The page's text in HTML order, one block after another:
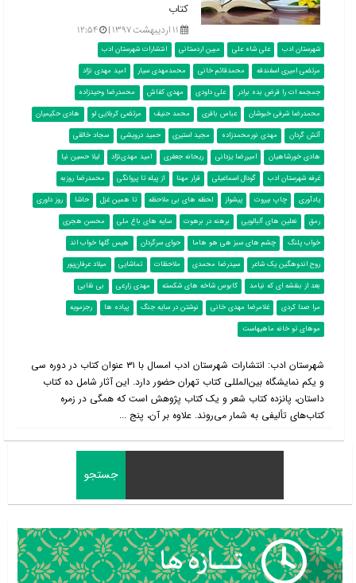
کتاب
۱۱ اردیبهشت ۱۳۹۷ | ۱۲:۵۴
شهرستان ادب علی شاه علی مبین اردستانی
انتشارات شهرستان ادب
مرتضی امیری اسفندقه
محمدقائم خانی محمدمهدی سیار
امید مهدی نژاد
جمجمه ات را قرض بده برادر
علی داودی مهدی کفاش
محمدرضا وحیدزاده
محمدرضا شرفی خبوشان
عباس باقری محمد حنیف مرتضی کربلایی لو
هادی حکیمیان
آتش گردان
مهدی نورمحمدزاده مجید استیری حمید درویشی
سجاد خالقی
هادی خورشاهیان
امیررضا یزدانی ریحانه جعفری امید مهدی‌نژاد
لیلا حسین نیا
غرفه شهرستان ادب
گودال اسماعیلی قرار مهنا از پیله تا پروانگی
محمدرضا روزبه
یادآوری
چاپ بیروت پیشواز لحظه های بی ملاحظه تا همین غزل حاشا
روز داوری
رمق
نعلین های آلبالویی برهنه در برهوت سایه های باغ ملی
محسن هجری
خواب پلنگ
چشم های سبز هی هو هاما حوای سرگردان
هیس گلها خواب اند
روح اندوهگین یک شاعر
سیدرضا محمدی ملاحظات تماشایی
میلاد عرفان‌پور
بعد از بنفشه ای که نیامد
کابوس شاخه های شکسته مهدی زارعی
بی نقابی
مرا صدا کردی
غلامرضا مهدی خانی نوشتن در سایه جنگ پیاده ها
رجزمویه
موهای تو خانه ماهیهاست
شهرستان ادب: انتشارات شهرستان ادب امسال با ۳۱ عنوان کتاب در دوره سی
و یکم نمایشگاه بین‌المللی کتاب تهران حضور دارد. این آثار شامل ده کتاب
داستان، پانزده کتاب شعر و یک کتاب پژوهش است که همگی در زمره
کتاب‌های تألیفی به شمار می‌روند. علاوه بر آن، پنج ...